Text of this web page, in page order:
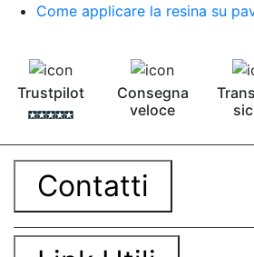
Come applicare la resina su
Trustpilot
Consegna
veloce
Contatti